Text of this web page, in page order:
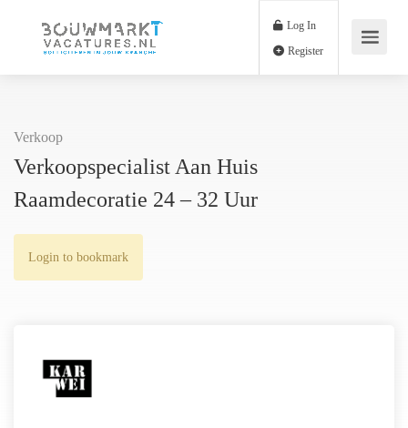
Log In
Verkoop
Verkoopspecialist Aan Huis
Raamdecoratie 24 – 32 Uur
Login to bookmark